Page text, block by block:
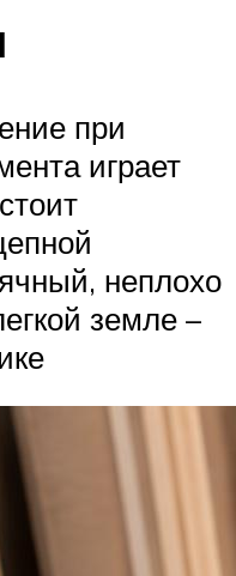
при
играет
неплохо
земле –